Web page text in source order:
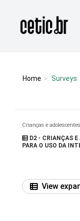
Página inicial
Home Surveys
Crianças e adolescentes
D2 - CRIANÇAS E
PARA O USO DA
View